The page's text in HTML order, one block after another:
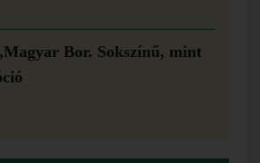
Bor. Sokszínű, mint